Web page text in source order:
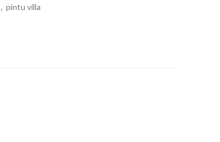
, pintu villa